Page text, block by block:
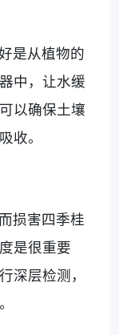
是从植物的
中，让水缓
以确保土壤
收。
损害四季桂
是很重要
深层检测，